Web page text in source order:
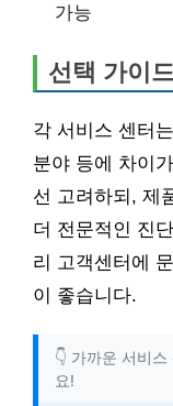
가능
선택 가이
각 서비스 센터
분야 등에 차이
선 고려하되, 제
더 전문적인 진
리 고객센터에
이 좋습니다.
👇 가까운 서비
요!